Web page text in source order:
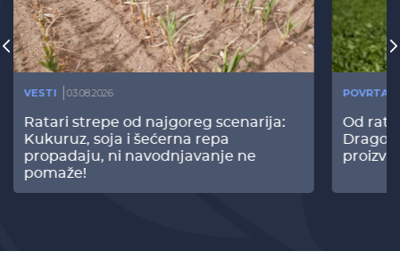
VESTI 03.08.2026
Ratari strepe od najgoreg scenarija:
Kukuruz, soja i šećerna repa
propadaju, ni navodnjavanje ne
pomaže!
Od